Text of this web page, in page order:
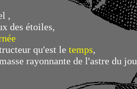
,
des étoiles,
qu'est le temps,
rayonnante de l'astre du